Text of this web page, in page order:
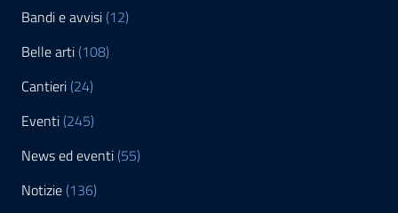
Bandi e avvisi (12)
Belle arti (108)
Cantieri (24)
Eventi (245)
News ed eventi (55)
Notizie (136)